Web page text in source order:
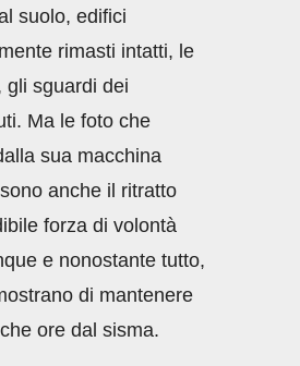
suolo, edifici
rimasti intatti, le
gli sguardi dei
Ma le foto che
sua macchina
anche il ritratto
forza di volontà
e nonostante tutto,
di mantenere
ore dal sisma.